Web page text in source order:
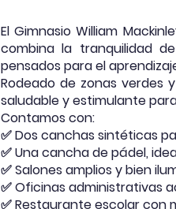
El Gimnasio William
combina la tranquilidad
pensados para el
Rodeado de zonas verdes
saludable y estimulante
Contamos con:
✅ Dos canchas sintéticas
✅ Una cancha de pádel,
✅ Salones amplios y bien
✅ Oficinas administrativas
✅ Restaurante escolar con